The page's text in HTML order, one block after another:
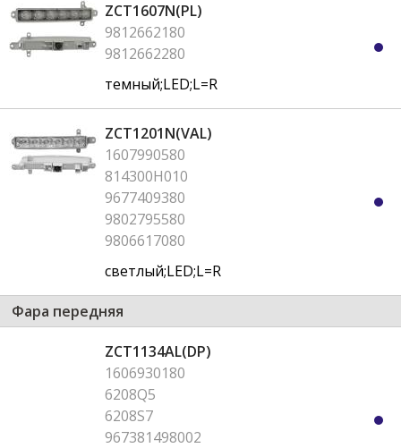
ZCT1607N(PL)
9812662180
9812662280
темный;LED;L=R
ZCT1201N(VAL)
1607990580
814300H010
9677409380
9802795580
9806617080
светлый;LED;L=R
Фара передняя
ZCT1134AL(DP)
1606930180
6208Q5
6208S7
967381498002